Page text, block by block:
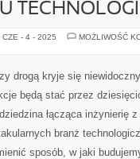
CZE - 4 - 2025
MOŻLIWOŚĆ
drogą kryje się
będą stać przez
łącząca inżynierię
branż
sposób, w jaki